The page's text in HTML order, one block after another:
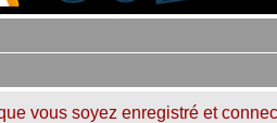
vous soyez enregistré et